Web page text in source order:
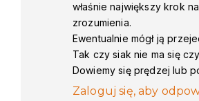
właśnie największy krok
zrozumienia.
Ewentualnie mógł ją
Tak czy siak nie ma się
Dowiemy się prędzej lub
Zaloguj się, aby